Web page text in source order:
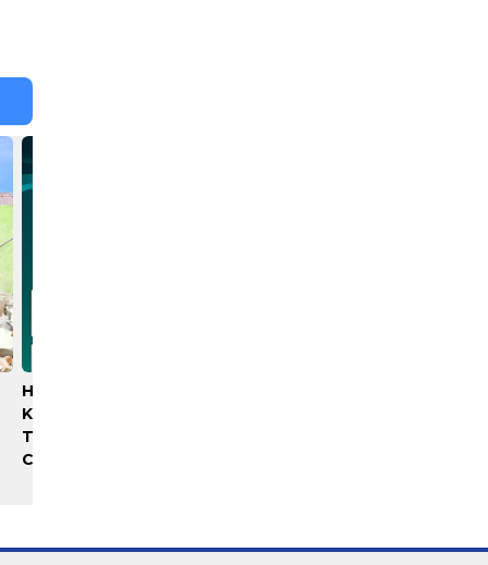
Hisense Siap Layani
Konsumen 365 Hari,
Tambah Jadwal Layanan
Call Center